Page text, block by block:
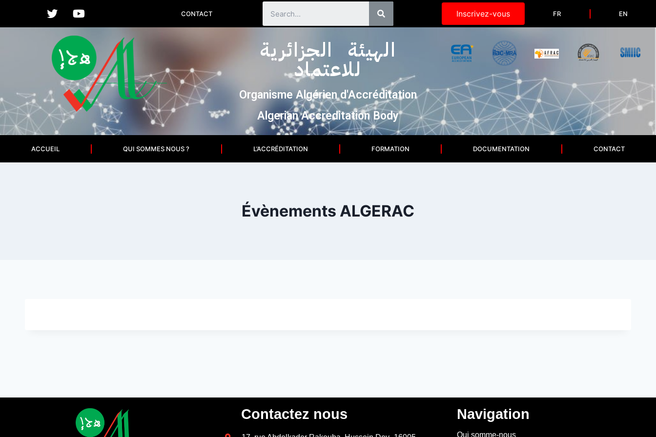
CONTACT Inscrivez-vous FR EN
الهيئة الجزائرية
للاعتماد
Organisme Algérien d'Accréditation
Algerian Accreditation Body
ACCUEIL QUI SOMMES NOUS ? L’ACCRÉDITATION FORMATION DOCUMENTATION CONTACT
Évènements ALGERAC
Contactez nous Navigation
Qui somme-nous